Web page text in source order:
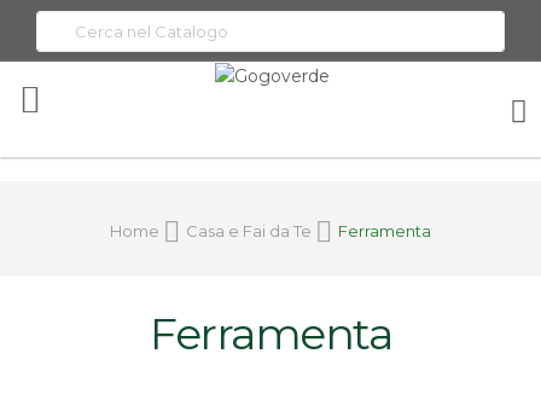
Home Casa e Fai da Te Ferramenta
Ferramenta